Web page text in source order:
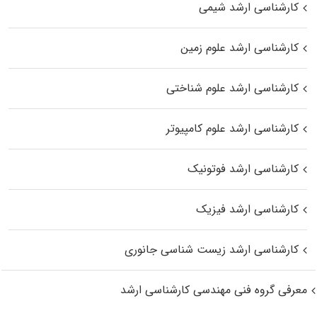
کارشناسی ارشد شیمی
کارشناسی ارشد علوم زمین
کارشناسی ارشد علوم شناختی
کارشناسی ارشد علوم کامپیوتر
کارشناسی ارشد فوتونیک
کارشناسی ارشد فیزیک
کارشناسی ارشد زیست‌ شناسی جانوری
معرفی گروه فنی مهندسی کارشناسی ارشد